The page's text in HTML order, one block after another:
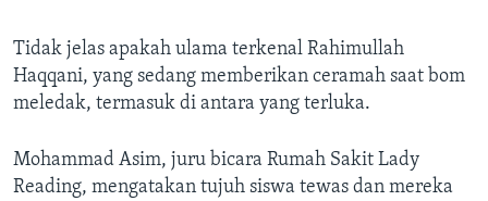
Tidak jelas apakah ulama terkenal Rahimullah
Haqqani, yang sedang memberikan ceramah saat bom
meledak, termasuk di antara yang terluka.
Mohammad Asim, juru bicara Rumah Sakit Lady
Reading, mengatakan tujuh siswa tewas dan mereka